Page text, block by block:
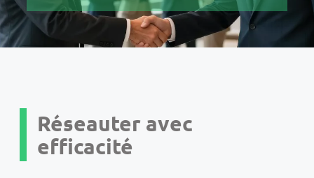
Réseauter avec
efficacité